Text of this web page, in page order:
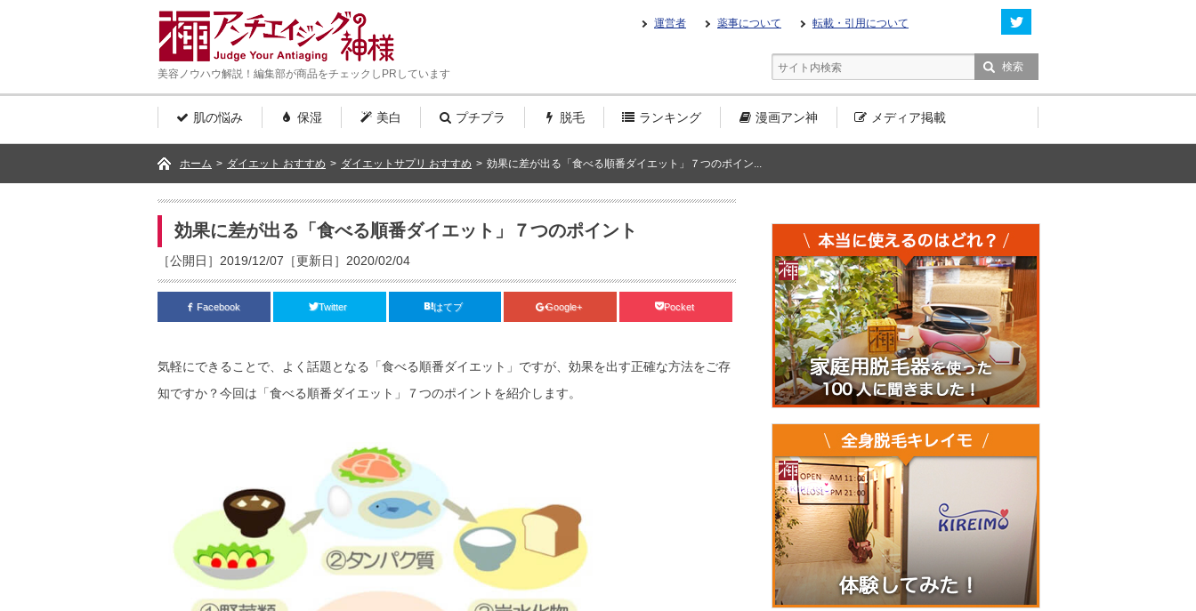
運営者 薬事について 転載・引用について
美容ノウハウ解説！編集部が商品をチェックしPRしています
肌の悩み 保湿 美白 プチプラ 脱毛 ランキング 漫画アン神 メディア掲載
ホーム > ダイエット おすすめ > ダイエットサプリ おすすめ > 効果に差が出る「食べる順番ダイエット」７つのポイン...
効果に差が出る「食べる順番ダイエット」７つのポイント
［公開日］2019/12/07［更新日］2020/02/04
Facebook Twitter はてブ Google+ Pocket
気軽にできることで、よく話題となる「食べる順番ダイエット」ですが、効果を出す正確な方法をご存
知ですか？今回は「食べる順番ダイエット」７つのポイントを紹介します。